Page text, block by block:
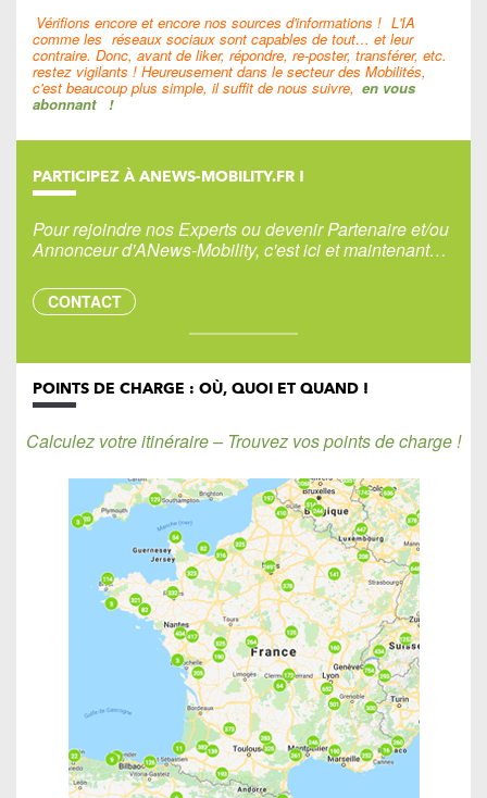
Vérifions encore et encore nos sources d'informations ! L'IA
comme les réseaux sociaux sont capables de tout… et leur
contraire. Donc, avant de liker, répondre, re-poster, transférer, etc.
restez vigilants ! Heureusement dans le secteur des Mobilités,
c'est beaucoup plus simple, il suffit de nous suivre, en vous
abonnant !
PARTICIPEZ À ANEWS-MOBILITY.FR !
Pour rejoindre nos Experts ou devenir Partenaire et/ou
Annonceur d'ANews-Mobility, c'est ici et maintenant…
CONTACT
POINTS DE CHARGE : OÙ, QUOI ET QUAND !
Calculez votre itinéraire – Trouvez vos points de charge !